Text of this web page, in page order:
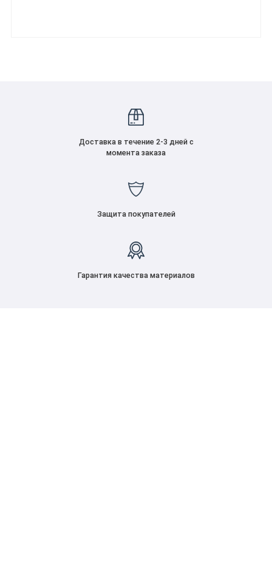
Доставка в течение 2-3 дней с
момента заказа
Защита покупателей
Гарантия качества материалов